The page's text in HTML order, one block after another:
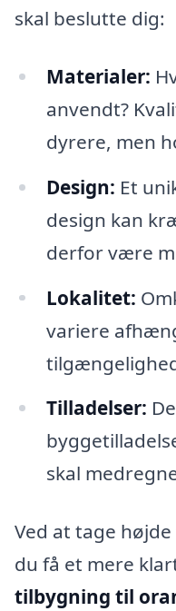
skal beslutte dig:
Materialer:
anvendt?
dyrere, men
Design: Et
design kan
derfor være
Lokalitet:
variere
Tilladelser:
skal
Ved at tage
du få et mere
tilbygning til